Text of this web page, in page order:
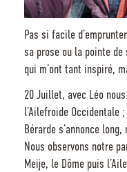
Pas si facile
sa prose ou la pointe
qui m’ont tant inspiré,
20 Juillet, avec Léo
l’Ailefroide
Bérarde s’annonce
Nous observons notre
Meije, le Dôme puis